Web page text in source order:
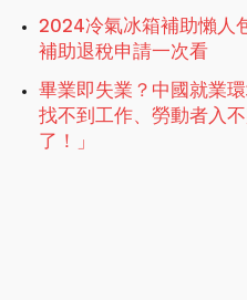
2024冷氣冰箱補助懶人
補助退稅申請一次看
畢業即失業？中國就業
找不到工作、勞動者入
了！」